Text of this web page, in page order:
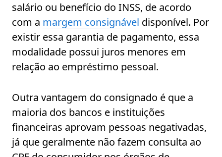
salário ou benefício do INSS, de acordo
com a margem consignável disponível. Por
existir essa garantia de pagamento, essa
modalidade possui juros menores em
relação ao empréstimo pessoal.
Outra vantagem do consignado é que a
maioria dos bancos e instituições
financeiras aprovam pessoas negativadas,
já que geralmente não fazem consulta ao